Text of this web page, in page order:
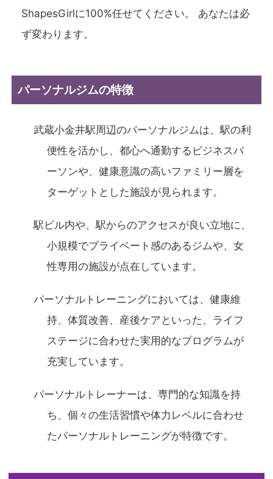
ShapesGirlに100%任せてください。 あなたは必
ず変わります。
パーソナルジムの特徴
武蔵小金井駅周辺のパーソナルジムは、駅の利
便性を活かし、都心へ通勤するビジネスパ
ーソンや、健康意識の高いファミリー層を
ターゲットとした施設が見られます。
駅ビル内や、駅からのアクセスが良い立地に、
小規模でプライベート感のあるジムや、女
性専用の施設が点在しています。
パーソナルトレーニングにおいては、健康維
持、体質改善、産後ケアといった、ライフ
ステージに合わせた実用的なプログラムが
充実しています。
パーソナルトレーナーは、専門的な知識を持
ち、個々の生活習慣や体力レベルに合わせ
たパーソナルトレーニングが特徴です。